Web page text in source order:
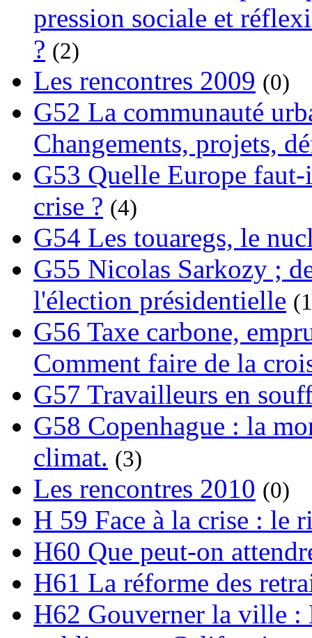
pression sociale et
? (2)
Les rencontres 2009 (0)
G52 La communauté
Changements, projets,
G53 Quelle Europe
crise ? (4)
G54 Les touaregs, le
G55 Nicolas Sarkozy ;
l'élection présidentielle
G56 Taxe carbone,
Comment faire de la
G57 Travailleurs en
G58 Copenhague : la
climat. (3)
Les rencontres 2010 (0)
H 59 Face à la crise : le
H60 Que peut-on
H61 La réforme des
H62 Gouverner la ville :